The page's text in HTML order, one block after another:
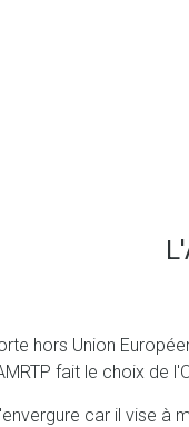
hors Union
fait le choix de
car il vise à